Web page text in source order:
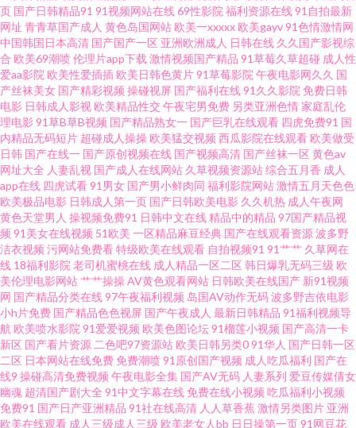
看片 久草首页老司机 加勒比成人91AV 一本道青青草青娱乐 污香蕉视频 精东
尤物传媒在线观看 夜色爱avv AV性导航 国产第一页观看 亚洲91 人妖手慰网
站 福利云黄色一级片 婷婷综合丝袜乱伦 欧美中字中文字幕 大香蕉毛片网 丝
瓜草莓视频 五月婷婷影院 日韩一二三 亚洲天堂免费视频 超碰91青娱乐 日日
爱669 AV在线资源网 草莓av久久 日韩在线影院 91刺激 www狠狠撸 日本一级
黄色A片中文 中文字幕国产 wwww·日韩大片在线观看 日韩1级片 91黄在线 饼
干姐姐最新视频完整版 日韩色色导航收录 丝袜后入啊啊啊 AV狼友 日本在线
电影院 香蕉视频污线观看 99国产在线 人人妻人人做 日美黄色网 97福利网 人
人片人人片69av 午夜无码 91试看 青青久免费视频 国产精区 91社区影院 秋霞
免费伦理片 欧美性炮图 日日性人人爱 五月丁香婷婷天堂 超碰人人人人人人
午夜剧场蜜桃 黑人曹逼 国产射射日日夜夜 亚洲免费看片 日韩欧美黄色 韩国
页 国产日韩精品91 91视频网站在线69性影院 福利资源在线91自拍最新
网址 青青草国产成人 黄色岛国网站 欧美一xxxxx 欧美gayv91色情激情网
中国韩国日本高清 国产国产一区 亚洲欧洲成人 日韩在线 久久国产影视综
合 欧美69潮喷伦理片app下载 激情视频国产精品 91草莓久草超碰 成人性
爱aa影院 欧美性爱插插 欧美日韩色黄片91草莓影院 午夜电影网久久 国
产丝袜美女 国产精彩视频 操碰视屏 国产福利在线91久久影院 免费日韩
电影 日韩成人影视 欧美精品性交 午夜宅男免费 另类亚洲色情家庭乱伦
理电影 91草B草B视频 国产精品熟女一 国产巨乳在线观看 四虎免费91 国
内精品无码短片 超碰成人操操 欧美猛交视频 西瓜影院在线观看 欧美做受
日韩 国产在线一 国产原创视频在线 国产视频高清 国产丝袜一区 黄色av
网址大全 人妻乱视 国产成人在线网站 久草视频资源站综合五月香 成人
app在线 四虎试看91男女 国产男小鲜肉同 福利影院网站激情五月天色色
欧美极品电影 日韩成人第一页 国产日韩欧美电影 久久机热 成人午夜网
黄色天堂男人 操视频免费91 日韩中文在线精品中的精品 97国产精品视
频 91美女在线视频 51欧美 一区精品麻豆经典 国产在线观看资源波多野
洁衣视频 污网站免费看特级欧美在线观看 自拍视频91 91艹艹 久草网在
线 18福利影院 老司机蜜桃在线 成人精品一区二区 韩日爆乳无码三级 欧
美伦理电影网站艹艹操操AV黄色观看网站 日韩欧美在线国产 新91视频
网 国产精品分类在线97午夜福利视频 岛国AV动作无码波多野吉依电影
小h片免费 国产精品色色视屏 国产午夜成人 最新日韩精品 91福利视频导
航 欧美喷水影院 91爱爱视频 欧美色图论坛91榴莲小视频 国产高清一卡
新区 国产看片资源 二色吧97资源站 欧美日韩另类091华人 国产日韩一区
二区 日本网站在线免费 免费潮喷91原创国产视频 成人吃瓜福利 国产在
线9 操碰高清免费视频 午夜电影全集 国产AV无码 人妻系列 爱豆传媒倩女
幽魂 超清国产剧大全 91中文字幕在线 免费在线小视频 吃瓜福利小视频
免费91 国产日产亚洲精品 91社在线高清 人人草香蕉 激情另类图片 亚洲
欧美在线观看 成人三级成人三级 欧美老女人bb 日日操第一页91网豆花